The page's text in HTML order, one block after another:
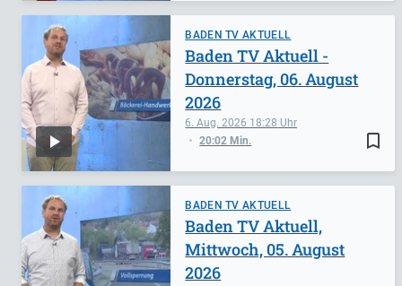
BADEN TV AKTUELL
bookmark_border
6. Aug. 2026 18:28
20:02 Min.
Baden TV Aktuell -
Donnerstag, 06. August
2026
BADEN TV AKTUELL
Baden TV Aktuell,
Mittwoch, 05. August
2026